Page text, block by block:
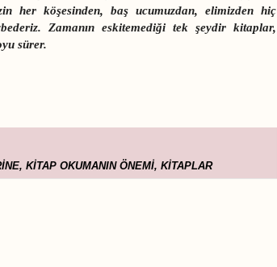
her köşesinden, baş ucumuzdan, elimizden hiç
Zamanın eskitemediği tek şeydir kitaplar,
sürer.
, KİTAP OKUMANIN ÖNEMİ, KİTAPLAR